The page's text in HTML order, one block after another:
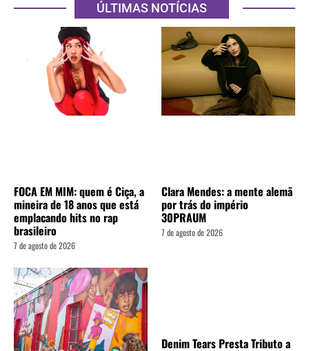
ÚLTIMAS NOTÍCIAS
FOCA EM MIM: quem é Ciça, a
mineira de 18 anos que está
emplacando hits no rap
brasileiro
7 de agosto de 2026
Clara Mendes: a mente alemã
por trás do império
30PRAUM
7 de agosto de 2026
Denim Tears Presta Tributo a